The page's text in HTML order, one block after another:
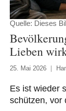
Quelle: Dieses
Lieben
25. Mai 2026
Es ist wieder
schützen, vor